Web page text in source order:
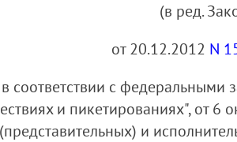
(в ред.
от 20.12.2012 N
соответствии с федеральными
и пикетированиях", от 6
и